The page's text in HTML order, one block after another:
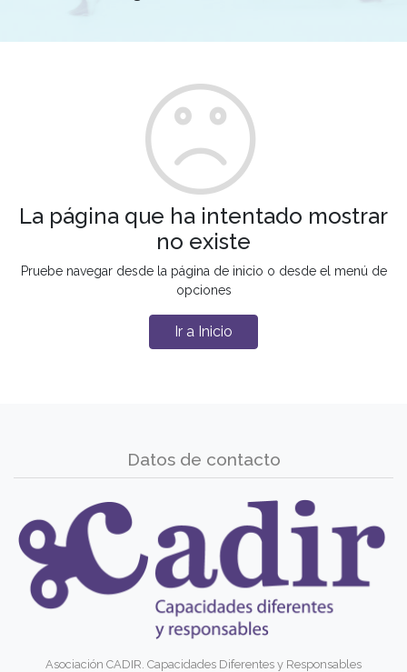
La página que ha intentado mostrar
no existe
Pruebe navegar desde la página de inicio o desde el menú de
opciones
Ir a Inicio
Datos de contacto
Asociación CADIR. Capacidades Diferentes y Responsables